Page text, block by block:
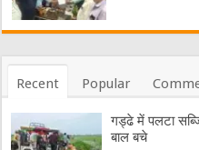
Recent Popular
गड्ढे में पलटा
बाल बचे